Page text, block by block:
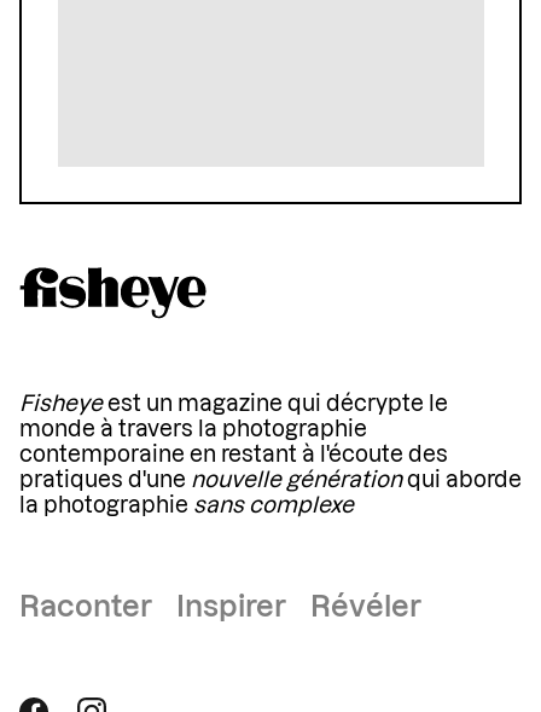
Fisheyeest un magazine qui décrypte le
monde à travers la photographie
contemporaine en restant à l'écoute des
pratiques d'une nouvelle générationqui aborde
la photographie sans complexe
Raconter Inspirer Révéler